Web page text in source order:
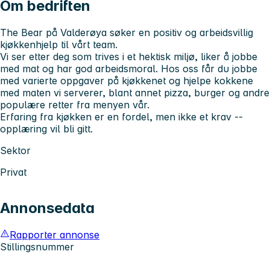
Om bedriften
The Bear på Valderøya søker en positiv og arbeidsvillig
kjøkkenhjelp til vårt team.
Vi ser etter deg som trives i et hektisk miljø, liker å jobbe
med mat og har god arbeidsmoral. Hos oss får du jobbe
med varierte oppgaver på kjøkkenet og hjelpe kokkene
med maten vi serverer, blant annet pizza, burger og andre
populære retter fra menyen vår.
Erfaring fra kjøkken er en fordel, men ikke et krav --
opplæring vil bli gitt.
Sektor
Privat
Annonsedata
Rapporter annonse
Stillingsnummer